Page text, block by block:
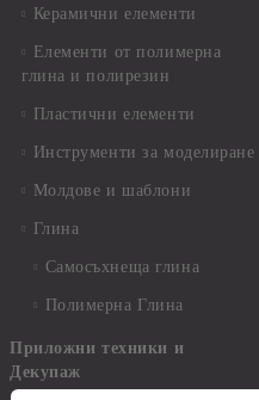
Керамични елементи
Елементи от полимерна
глина и полирезин
Пластични елементи
Инструменти за моделиране
Молдове и шаблони
Глина
Самосъхнеща глина
Полимерна Глина
Приложни техники и
Декупаж